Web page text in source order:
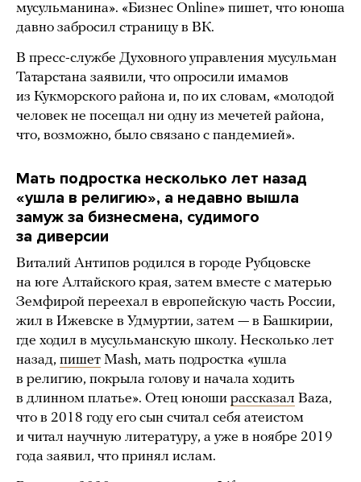
мусульманина». «Бизнес Online» пишет, что юноша
давно забросил страницу в ВК.
В пресс-службе Духовного управления мусульман
Татарстана заявили, что опросили имамов
из Кукморского района и, по их словам, «молодой
человек не посещал ни одну из мечетей района,
что, возможно, было связано с пандемией».
Мать подростка несколько лет назад
«ушла в религию», а недавно вышла
замуж за бизнесмена, судимого
за диверсии
Виталий Антипов родился в городе Рубцовске
на юге Алтайского края, затем вместе с матерью
Земфирой переехал в европейскую часть России,
жил в Ижевске в Удмуртии, затем — в Башкирии,
где ходил в мусульманскую школу. Несколько лет
назад, пишет Mash, мать подростка «ушла
в религию, покрыла голову и начала ходить
в длинном платье». Отец юноши рассказал Baza,
что в 2018 году его сын считал себя атеистом
и читал научную литературу, а уже в ноябре 2019
года заявил, что принял ислам.